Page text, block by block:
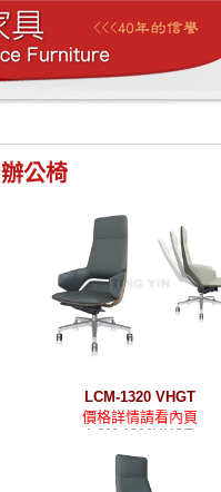
辦公椅
LCM-1320 VHGT
價格詳情請看內頁
LCM-1320VHGT